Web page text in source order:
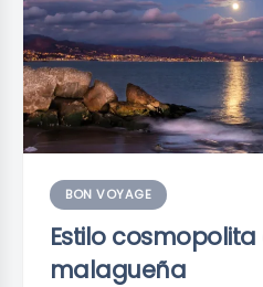
BON VOYAGE
Estilo
malagueña